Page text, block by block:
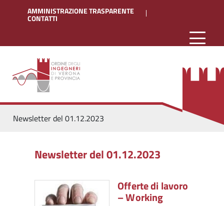
AMMINISTRAZIONE TRASPARENTE
CONTATTI
Newsletter del 01.12.2023
Newsletter del 01.12.2023
Offerte di lavoro
– Working